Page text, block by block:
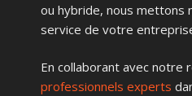
ou hybride, nous mettons
service de votre
En collaborant avec notre
professionnels experts